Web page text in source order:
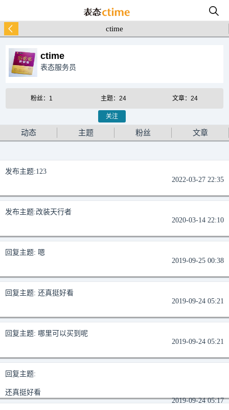
ctime
ctime
表态服务员
粉丝：1 主题：24 文章：24
关注
动态 主题 粉丝 文章
发布主题:123
2022-03-27 22:35
发布主题:改装天行者
2020-03-14 22:10
回复主题: 嗯
2019-09-25 00:38
回复主题: 还真挺好看
2019-09-24 05:21
回复主题: 哪里可以买到呢
2019-09-24 05:21
回复主题:
还真挺好看
2019-09-24 05:17